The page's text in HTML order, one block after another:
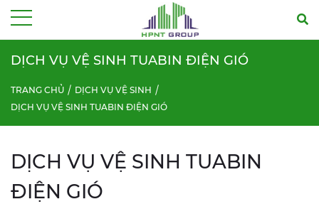
DỊCH VỤ VỆ SINH TUABIN ĐIỆN GIÓ
TRANG CHỦ
DỊCH VỤ VỆ SINH
DỊCH VỤ VỆ SINH TUABIN ĐIỆN GIÓ
DỊCH VỤ VỆ SINH TUABIN
ĐIỆN GIÓ